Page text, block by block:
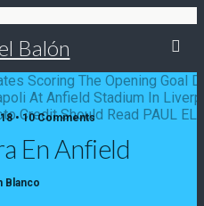
Balón
• 10 Comments
En Anfield
Blanco